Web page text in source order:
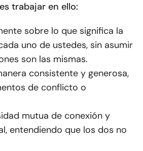
trabajar en ello:
sobre lo que significa la
uno de ustedes, sin asumir
son las mismas.
consistente y generosa,
de conflicto o
mutua de conexión y
entendiendo que los dos no